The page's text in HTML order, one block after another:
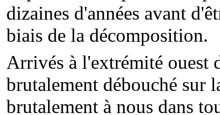
dizaines d'années avant
biais de la décomposition.
Arrivés à l'extrémité ouest
brutalement débouché sur
brutalement à nous dans